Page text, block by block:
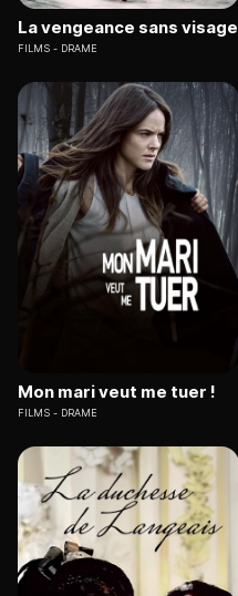
La vengeance sans visage
FILMS DRAME
Mon mari veut me tuer !
FILMS DRAME